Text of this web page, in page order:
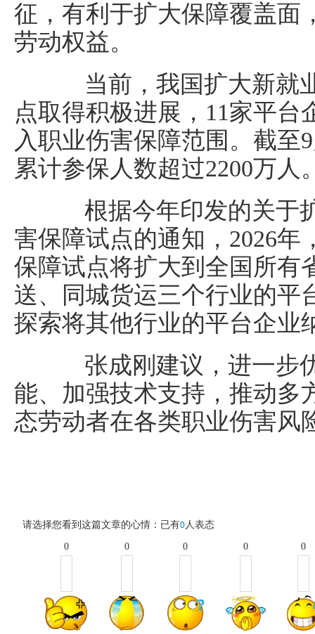
征，有利于扩大保障覆盖面
劳动权益。
当前，我国扩大新就
点取得积极进展，11家平台
入职业伤害保障范围。截至
累计参保人数超过2200万人
根据今年印发的关于
害保障试点的通知，2026
保障试点将扩大到全国所有
送、同城货运三个行业的平
探索将其他行业的平台企业
张成刚建议，进一步
能、加强技术支持，推动多
态劳动者在各类职业伤害风
请选择您看到这篇文章的心情：已有0人表态
0 0 0 0 0